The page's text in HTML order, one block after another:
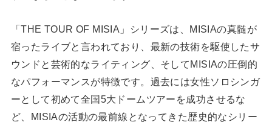
「THE TOUR OF MISIA」シリーズは、MISIAの真髄が
宿ったライブと言われており、最新の技術を駆使したサ
ウンドと芸術的なライティング、そしてMISIAの圧倒的
なパフォーマンスが特徴です。過去には女性ソロシンガ
ーとして初めて全国5大ドームツアーを成功させるな
ど、MISIAの活動の最前線となってきた歴史的なシリー